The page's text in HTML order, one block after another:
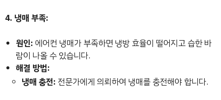
4. 냉매 부족:
원인: 에어컨 냉매가 부족하면 냉방 효율이 떨어지고 습한 바
람이 나올 수 있습니다.
해결 방법:
냉매 충전: 전문가에게 의뢰하여 냉매를 충전해야 합니다.